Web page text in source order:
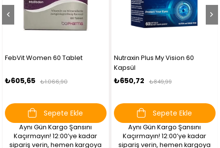
FebVit Women 60 Tablet
₺605,65 ₺1.066,90
Sepete Ekle
Aynı Gün Kargo Şansını
Kaçırmayın! 12:00’ye kadar
sipariş verin, hemen kargoya
Nutraxin Plus My Vision 60
Kapsül
₺650,72 ₺849,99
Sepete Ekle
Aynı Gün Kargo Şansını
Kaçırmayın! 12:00’ye kadar
sipariş verin, hemen kargoya